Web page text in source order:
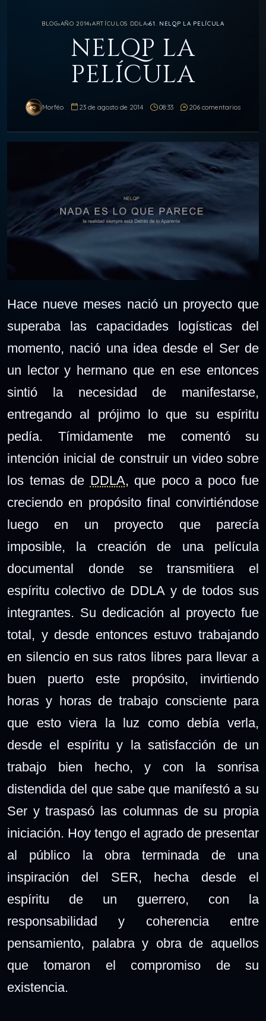
BLOG›AÑO 2014›ARTÍCULOS DDLA›61. NELQP LA PELÍCULA
NELQP LA
PELÍCULA
Morféo 23 de agosto de 2014 08:33 206 comentarios
Hace nueve meses nació un proyecto que
superaba las capacidades logísticas del
momento, nació una idea desde el Ser de
un lector y hermano que en ese entonces
sintió la necesidad de manifestarse,
entregando al prójimo lo que su espíritu
pedía. Tímidamente me comentó su
intención inicial de construir un video sobre
los temas de DDLA, que poco a poco fue
creciendo en propósito final convirtiéndose
luego en un proyecto que parecía
imposible, la creación de una película
documental donde se transmitiera el
espíritu colectivo de DDLA y de todos sus
integrantes. Su dedicación al proyecto fue
total, y desde entonces estuvo trabajando
en silencio en sus ratos libres para llevar a
buen puerto este propósito, invirtiendo
horas y horas de trabajo consciente para
que esto viera la luz como debía verla,
desde el espíritu y la satisfacción de un
trabajo bien hecho, y con la sonrisa
distendida del que sabe que manifestó a su
Ser y traspasó las columnas de su propia
iniciación. Hoy tengo el agrado de presentar
al público la obra terminada de una
inspiración del SER, hecha desde el
espíritu de un guerrero, con la
responsabilidad y coherencia entre
pensamiento, palabra y obra de aquellos
que tomaron el compromiso de su
existencia.